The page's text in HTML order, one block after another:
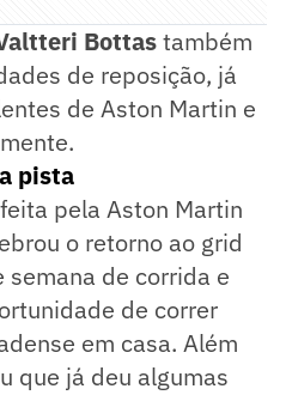
Bottastambém
de reposição, já
de Aston Martin e
pista
pela Aston Martin
o retorno ao grid
de corrida e
de correr
em casa. Além
que já deu algumas